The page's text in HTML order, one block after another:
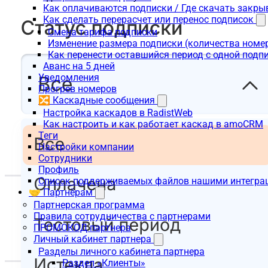
Как оплачиваются подписки / Где скачать
Как сделать перерасчет или перенос подписок
Смена тарифа подписки
Изменение размера подписки (количества
Как перенести оставшийся период с одной
Аванс на 5 дней
Уведомления
Прогрев номеров
🔀 Каскадные сообщения
Настройка каскадов в RadistWeb
Как настроить и как работает каскад в amoCRM
Теги
Настройки компании
Сотрудники
Профиль
Список поддерживаемых файлов нашими
🤝 Партнёрам
Партнерская программа
Правила сотрудничества с партнерами
ПРОМОКОД партнера
Личный кабинет партнера
Разделы личного кабинета партнера
Раздел «Клиенты»